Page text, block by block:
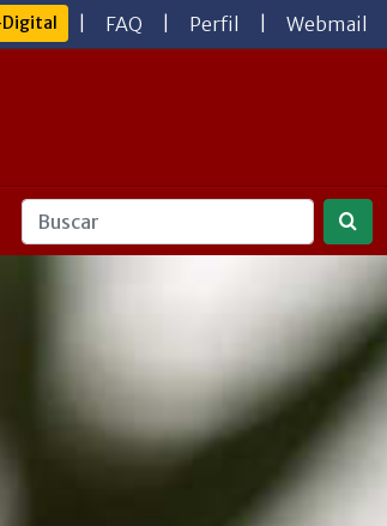
FAQ Perfil Webmail